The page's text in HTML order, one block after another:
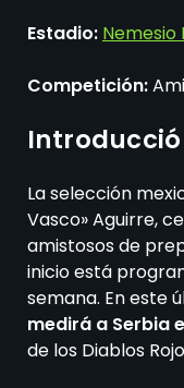
Estadio: Nemesio
Competición:
La selección
Vasco» Aguirre,
amistosos de
inicio está
semana. En este
medirá a Serbia
de los Diablos